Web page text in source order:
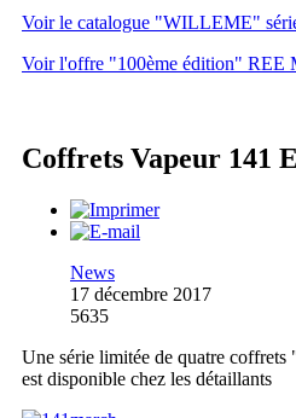
Voir le catalogue "WILLEME"
Voir l'offre "100ème édition" REE
Coffrets Vapeur 141
News
17 décembre 2017
5635
Une série limitée de quatre
est disponible chez les détaillants